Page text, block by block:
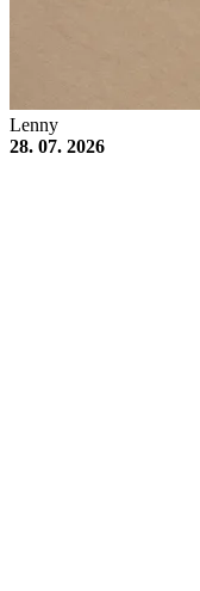
Lenny
28. 07. 2026